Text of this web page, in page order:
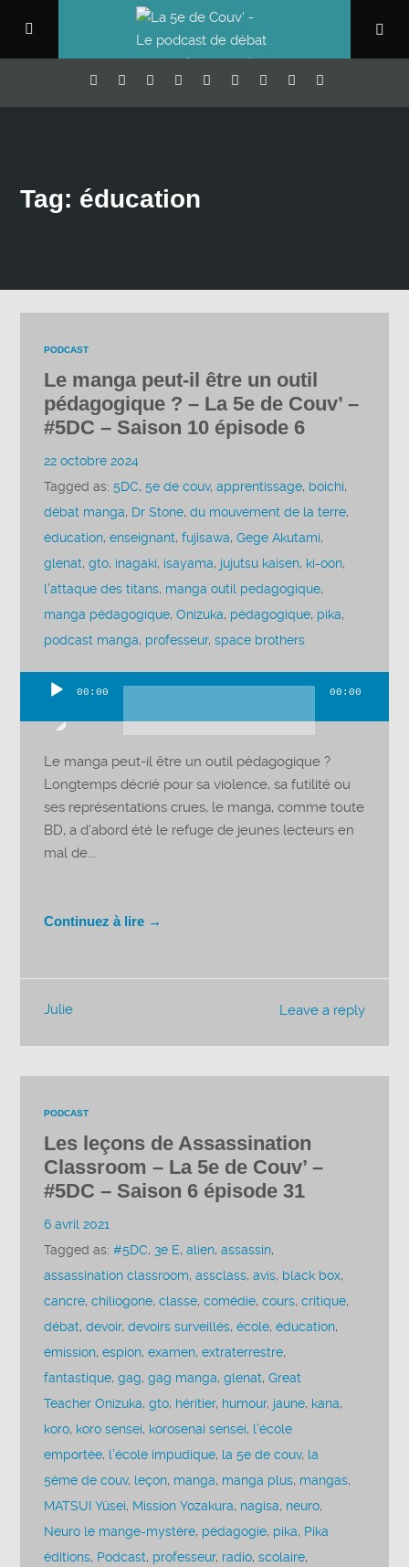
Tag: éducation
PODCAST
Le manga peut-il être un outil
pédagogique ? – La 5e de Couv’ –
#5DC – Saison 10 épisode 6
22 octobre 2024
Tagged as:5DC,5e de couv,apprentissage, boichi,
débat manga, Dr Stone,du mouvement de la terre,
éducation,enseignant,fujisawa,Gege Akutami,
glenat,gto, inagaki, isayama, jujutsu kaisen, ki-oon,
l'attaque des titans, manga outil pedagogique,
manga pédagogique,Onizuka, pédagogique, pika,
podcast manga, professeur,space brothers
audio
00:00 00:00
Le manga peut-il être un outil pédagogique ?
Longtemps décrié pour sa violence, sa futilité ou
ses représentations crues, le manga, comme toute
BD, a d’abord été le refuge de jeunes lecteurs en
mal de...
Continuez à lire →
Leave a reply
Julie
PODCAST
Les leçons de Assassination
Classroom – La 5e de Couv’ –
#5DC – Saison 6 épisode 31
6 avril 2021
Tagged as:#5DC, 3e E,alien,assassin,
assassination classroom,assclass,avis, black box,
cancre,chiliogone,classe,comédie,cours,critique,
débat,devoir,devoirs surveillés,école,éducation,
émission,espion,examen,extraterrestre,
fantastique,gag,gag manga,glenat,Great
Teacher Onizuka,gto, héritier, humour, jaune, kana,
koro, koro sensei, korosenai sensei, l’école
emportée, l’école impudique, la 5e de couv, la
5ème de couv, leçon, manga, manga plus, mangas,
MATSUI Yûsei, Mission Yozakura, nagisa, neuro,
Neuro le mange-mystère, pédagogie, pika, Pika
éditions, Podcast, professeur, radio,scolaire,